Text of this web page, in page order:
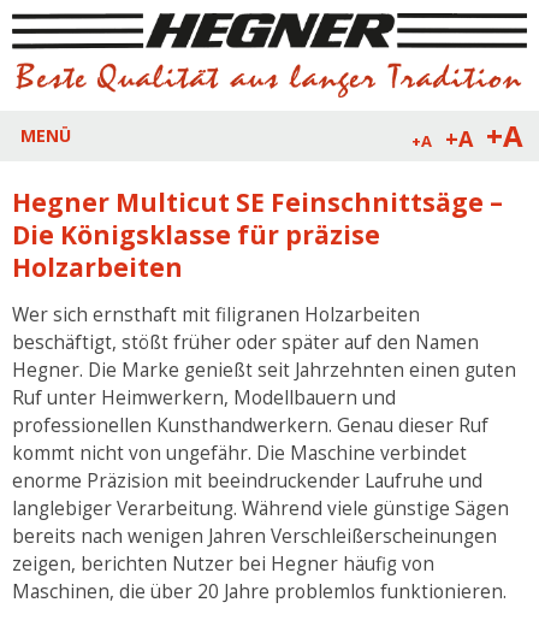
+A +A +A
MENÜ
Hegner Multicut SE Feinschnittsäge –
Die Königsklasse für präzise
Holzarbeiten
Wer sich ernsthaft mit filigranen Holzarbeiten
beschäftigt, stößt früher oder später auf den Namen
Hegner. Die Marke genießt seit Jahrzehnten einen guten
Ruf unter Heimwerkern, Modellbauern und
professionellen Kunsthandwerkern. Genau dieser Ruf
kommt nicht von ungefähr. Die Maschine verbindet
enorme Präzision mit beeindruckender Laufruhe und
langlebiger Verarbeitung. Während viele günstige Sägen
bereits nach wenigen Jahren Verschleißerscheinungen
zeigen, berichten Nutzer bei Hegner häufig von
Maschinen, die über 20 Jahre problemlos funktionieren.